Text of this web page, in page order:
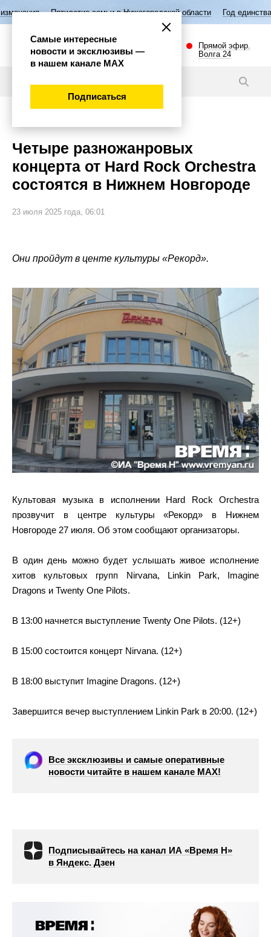
семьи в Нижегородской области Год единства народов России
Прямой эфир.
Волга 24
Четыре разножанровых
концерта от Hard Rock Orchestra
состоятся в Нижнем Новгороде
23 июля 2025 года, 06:01
Они пройдут в центе культуры «Рекорд».
Культовая музыка в исполнении Hard Rock Orchestra
прозвучит в центре культуры «Рекорд» в Нижнем
Новгороде 27 июля. Об этом сообщают организаторы.
В один день можно будет услышать живое исполнение
хитов культовых групп Nirvana, Linkin Park, Imagine
Dragons и Twenty One Pilots.
В 13:00 начнется выступление Twenty One Pilots. (12+)
В 15:00 состоится концерт Nirvana. (12+)
В 18:00 выступит Imagine Dragons. (12+)
Завершится вечер выступлением Linkin Park в 20:00. (12+)
Все эксклюзивы и самые оперативные
новости читайте в нашем канале МАХ!
Подписывайтесь на канал ИА «Время Н»
в Яндекс. Дзен
Самые интересные
новости и эксклюзивы —
в нашем канале МАХ
Подписаться